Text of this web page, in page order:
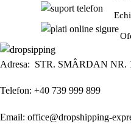
Adresa: STR. SMÂRDAN NR.
Telefon: +40 739 999 899
Email: office@dropshipping-